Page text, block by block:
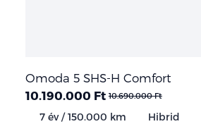
Omoda 5 SHS-H Comfort
10.190.000 Ft 10.690.000 Ft
7 év / 150.000 km Hibrid